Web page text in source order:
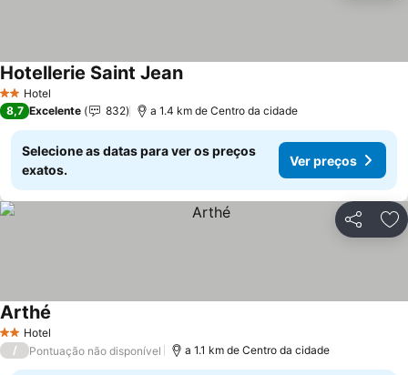
2 Estrelas
Hotel
Hotellerie Saint JeanVer preços
8,7 Excelente 832 a 1.4 km de Centro da cidade
Selecione as datas para ver os preços
exatos.
Ver preços
Partilhar
2 Estrelas
Hotel
Arthé
/ Pontuação não disponível a 1.1 km de Centro da cidade